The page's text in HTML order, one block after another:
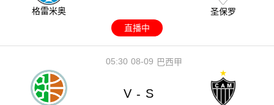
格雷米奥
圣保罗
直播中
08-09
05:30 巴西甲
V - S